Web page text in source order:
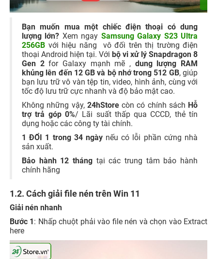
Bạn muốn mua một chiếc điện thoại có dung
lượng lớn? Xem ngay Samsung Galaxy S23 Ultra
256GB với hiệu năng vô đối trên thị trường điện
thoại Android hiện tại. Với bộ vi xử lý Snapdragon 8
Gen 2for Galaxy mạnh mẽ , dung lượng RAM
khủng lên đến 12 GB và bộ nhớ trong 512 GB, giúp
bạn lưu trữ vô vàn tệp tin, video, hình ảnh, cùng với
tốc độ lưu trữ cực nhanh và độ bảo mật cao.
Không những vậy, 24hStorecòn có chính sách Hỗ
trợ trả góp 0%/ Lãi suất thấp qua CCCD, thẻ tín
dụng hoặc các công ty tài chính.
1 ĐỔI 1 trong 34 ngày nếu có lỗi phần cứng nhà
sản xuất.
Bảo hành 12 tháng tại các trung tâm bảo hành
chính hãng
1.2. Cách giải file nén trên Win 11
Giải nén nhanh
Bước 1 : Nhấp chuột phải vào file nén và chọn vào Extract
here